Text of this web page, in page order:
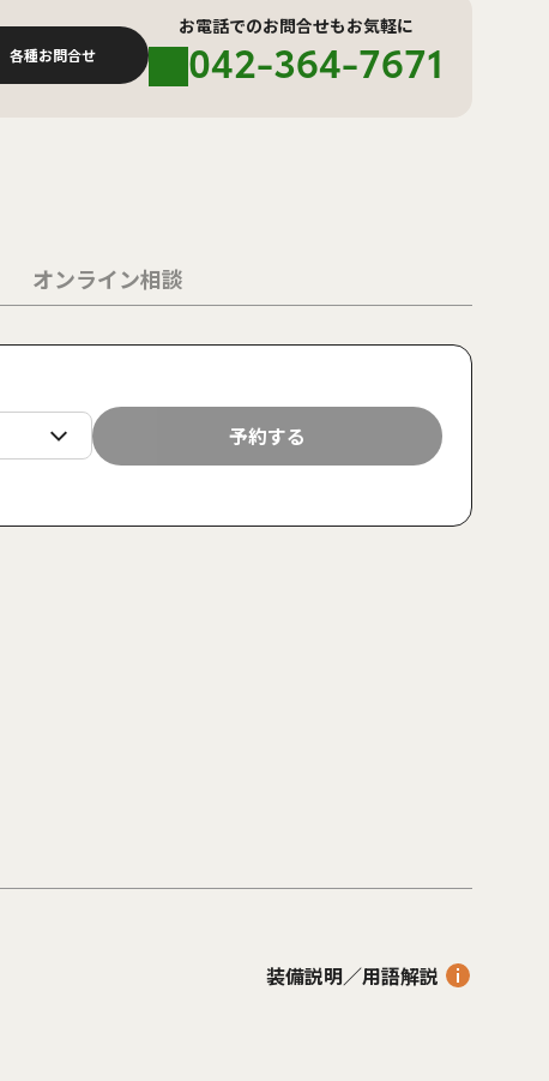
各種お問合せ
お電話でのお問合せもお気軽に
042-364-7671
オンライン相談
24
火
25
金
予約する
装備説明／用語解説